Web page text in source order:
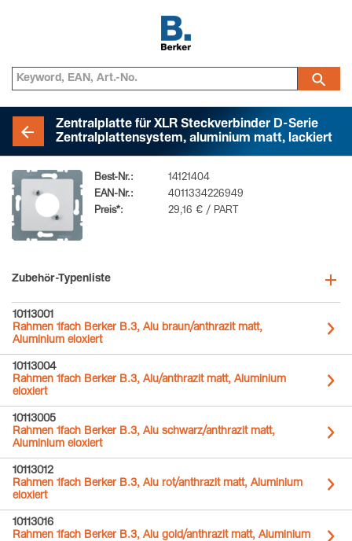
Zentralplatte für XLR Steckverbinder D-Serie
Zentralplattensystem, aluminium matt, lackiert
Best-Nr.:
14121404
EAN-Nr.:
4011334226949
Preis*:
29,16 € / PART
Zubehör-Typenliste
10113001
Rahmen 1fach Berker B.3, Alu braun/anthrazit matt,
Aluminium eloxiert
10113004
Rahmen 1fach Berker B.3, Alu/anthrazit matt, Aluminium
eloxiert
10113005
Rahmen 1fach Berker B.3, Alu schwarz/anthrazit matt,
Aluminium eloxiert
10113012
Rahmen 1fach Berker B.3, Alu rot/anthrazit matt, Aluminium
eloxiert
10113016
Rahmen 1fach Berker B.3, Alu gold/anthrazit matt, Aluminium